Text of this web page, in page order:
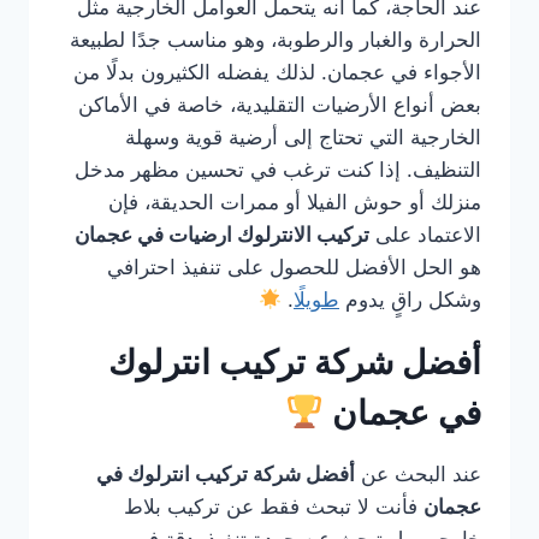
عند الحاجة، كما أنه يتحمل العوامل الخارجية مثل
الحرارة والغبار والرطوبة، وهو مناسب جدًا لطبيعة
الأجواء في عجمان. لذلك يفضله الكثيرون بدلًا من
بعض أنواع الأرضيات التقليدية، خاصة في الأماكن
الخارجية التي تحتاج إلى أرضية قوية وسهلة
التنظيف. إذا كنت ترغب في تحسين مظهر مدخل
منزلك أو حوش الفيلا أو ممرات الحديقة، فإن
الاعتماد على تركيب الانترلوك ارضيات في عجمان
هو الحل الأفضل للحصول على تنفيذ احترافي
وشكل راقٍ يدوم طويلًا.
أفضل شركة تركيب انترلوك
في عجمان
عند البحث عن أفضل شركة تركيب انترلوك في
عجمان فأنت لا تبحث فقط عن تركيب بلاط